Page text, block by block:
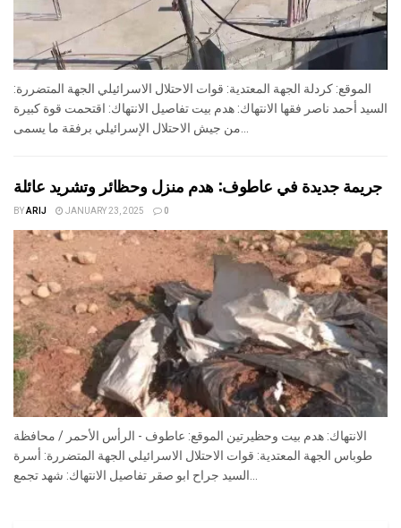
الموقع: كردلة الجهة المعتدية: قوات الاحتلال الاسرائيلي الجهة المتضررة:
السيد أحمد ناصر فقها الانتهاك: هدم بيت تفاصيل الانتهاك: اقتحمت قوة كبيرة
جريمة جديدة في عاطوف: هدم منزل وحظائر وتشريد عائلة
BYARIJ JANUARY 23, 2025 0
الانتهاك: هدم بيت وحظيرتين الموقع: عاطوف - الرأس الأحمر / محافظة
طوباس الجهة المعتدية: قوات الاحتلال الاسرائيلي الجهة المتضررة: أسرة